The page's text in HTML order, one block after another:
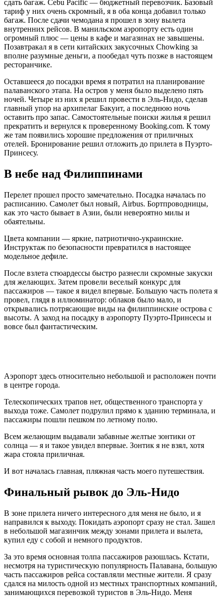
сдать багаж. Cebu Pacific — бюджетный перевозчик. Базовый
тариф у них очень скромный, я в оба конца добавил только
багаж. После сдачи чемодана я прошел в зону вылета
внутренних рейсов. В манильском аэропорту есть один
огромный плюс — цены в кафе и магазинах не завышены.
Позавтракал я в сети китайских закусочных Chowking за
вполне разумные деньги, а пообедал чуть позже в настоящем
ресторанчике.
Оставшееся до посадки время я потратил на планирование
палаванского этапа. На остров у меня было выделено пять
ночей. Четыре из них я решил провести в Эль-Нидо, сделав
главный упор на архипелаг Бакуит, а последнюю ночь
оставить про запас. Самостоятельные поиски жилья я решил
прекратить и вернулся к проверенному Booking.com. К тому
же там появились хорошие предложения от приличных
отелей. Бронирование решил отложить до прилета в Пуэрто-
Принсесу.
В небе над Филиппинами
Перелет прошел просто замечательно. Посадка началась по
расписанию. Самолет был новый, Airbus. Бортпроводницы,
как это часто бывает в Азии, были невероятно милы и
обаятельны.
Цвета компании — яркие, патриотично-украинские.
Инструктаж по безопасности превратился в настоящее
модельное дефиле.
После взлета стюардессы быстро разнесли скромные закуски
для желающих. Затем провели веселый конкурс для
пассажиров — такое я видел впервые. Большую часть полета я
провел, глядя в иллюминатор: облаков было мало, и
открывались потрясающие виды на филиппинские острова с
высоты. А заход на посадку в аэропорту Пуэрто-Принсесы и
вовсе был фантастическим.
Аэропорт здесь относительно небольшой и расположен почти
в центре города.
Телескопических трапов нет, общественного транспорта у
выхода тоже. Самолет подрулил прямо к зданию терминала, и
пассажиры пошли пешком по летному полю.
Всем желающим выдавали забавные желтые зонтики от
солнца — я и такое увидел впервые. Зонтик я не взял, хотя
жара стояла приличная.
И вот началась главная, пляжная часть моего путешествия.
Финальный рывок до Эль-Нидо
В зоне прилета ничего интересного для меня не было, и я
направился к выходу. Покидать аэропорт сразу не стал. Зашел
в небольшой магазинчик между зонами прилета и вылета,
купил еду с собой и немного продуктов.
За это время основная толпа пассажиров разошлась. Кстати,
несмотря на туристическую популярность Палавана, большую
часть пассажиров рейса составляли местные жители. Я сразу
сдался на милость одной из местных транспортных компаний,
занимающихся перевозкой туристов в Эль-Нидо. Меня